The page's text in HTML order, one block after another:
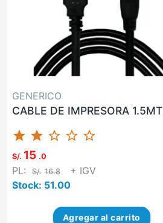
GENERICO
CABLE DE IMPRESORA 1.5MT
star star star_border star_border star_border
S/. 15 .0
PL: S/. 16.8
+ IGV
Stock: 51.00
Agregar al carrito